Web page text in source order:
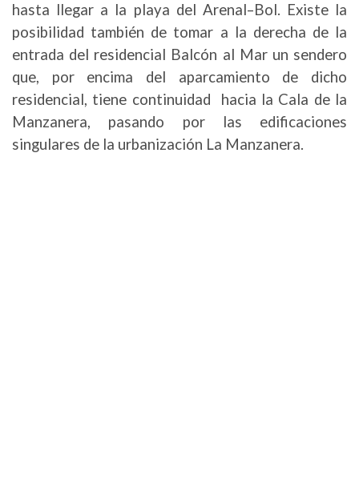
hasta llegar a la playa del Arenal–Bol. Existe la
posibilidad también de tomar a la derecha de la
entrada del residencial Balcón al Mar un sendero
que, por encima del aparcamiento de dicho
residencial, tiene continuidad hacia la Cala de la
Manzanera, pasando por las edificaciones
singulares de la urbanización La Manzanera.